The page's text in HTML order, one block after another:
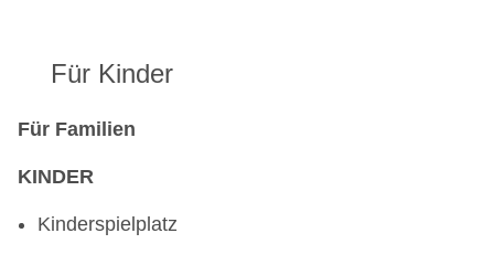
Für Kinder
Für Familien
KINDER
Kinderspielplatz